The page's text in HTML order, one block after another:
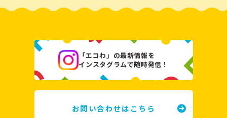
「エコわ」の最新情報を
インスタグラムで随時発信！
お問い合わせはこちら